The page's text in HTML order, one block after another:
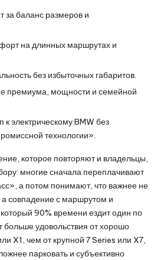
за баланс размеров и
на длинных маршрутах и
без избыточных габаритов.
премиума, мощности и семейной
к электрическому BMW без
технологии».
которое повторяют и владельцы,
многие сначала переплачивают
а потом понимают, что важнее не
совпадение с маршрутом и
90% времени ездит один по
больше удовольствия от хорошо
X1, чем от крупной 7 Series или X7,
парковать и субъективно